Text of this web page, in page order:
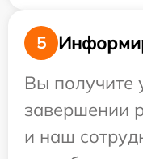
5
Вы получите
завершении
и наш